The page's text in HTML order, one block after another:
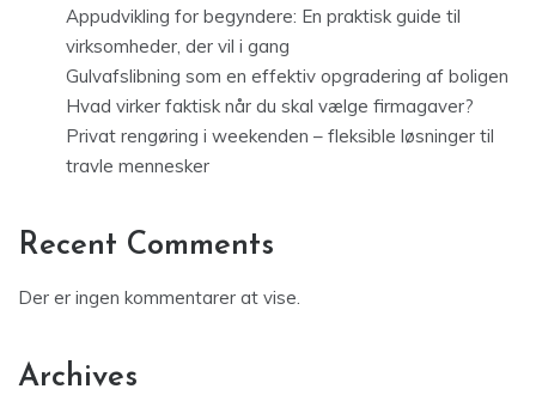
Appudvikling for begyndere: En praktisk guide til
virksomheder, der vil i gang
Gulvafslibning som en effektiv opgradering af boligen
Hvad virker faktisk når du skal vælge firmagaver?
Privat rengøring i weekenden – fleksible løsninger til
travle mennesker
Recent Comments
Der er ingen kommentarer at vise.
Archives